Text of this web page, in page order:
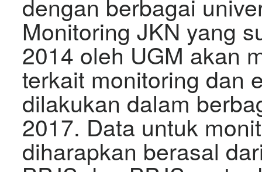
dengan berbagai
Monitoring JKN yang
2014 oleh UGM akan
terkait monitoring dan
dilakukan dalam
2017. Data untuk
diharapkan berasal